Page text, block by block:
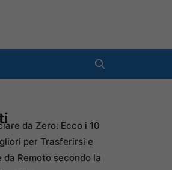
da Zero: Ecco i 10
per Trasferirsi e
da Remoto secondo la